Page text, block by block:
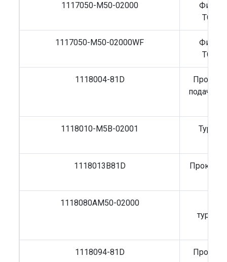
1117050-M50-02000
1117050-M50-02000WF
1118004-81D
подачи
1118010-M5B-02001
1118013B81D
1118080AM50-02000
1118094-81D